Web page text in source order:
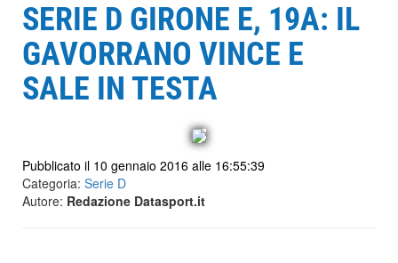
SERIE D GIRONE E, 19A: IL
GAVORRANO VINCE E
SALE IN TESTA
Pubblicato il 10 gennaio 2016 alle 16:55:39
Categoria: Serie D
Autore: Redazione Datasport.it